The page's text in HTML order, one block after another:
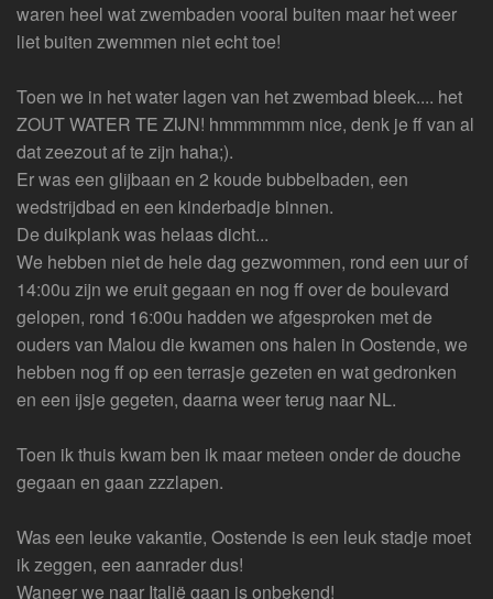
waren heel wat zwembaden vooral buiten maar het weer
liet buiten zwemmen niet echt toe!
Toen we in het water lagen van het zwembad bleek.... het
ZOUT WATER TE ZIJN! hmmmmmm nice, denk je ff van al
dat zeezout af te zijn haha;).
Er was een glijbaan en 2 koude bubbelbaden, een
wedstrijdbad en een kinderbadje binnen.
De duikplank was helaas dicht...
We hebben niet de hele dag gezwommen, rond een uur of
14:00u zijn we eruit gegaan en nog ff over de boulevard
gelopen, rond 16:00u hadden we afgesproken met de
ouders van Malou die kwamen ons halen in Oostende, we
hebben nog ff op een terrasje gezeten en wat gedronken
en een ijsje gegeten, daarna weer terug naar NL.
Toen ik thuis kwam ben ik maar meteen onder de douche
gegaan en gaan zzzlapen.
Was een leuke vakantie, Oostende is een leuk stadje moet
ik zeggen, een aanrader dus!
Waneer we naar Italië gaan is onbekend!